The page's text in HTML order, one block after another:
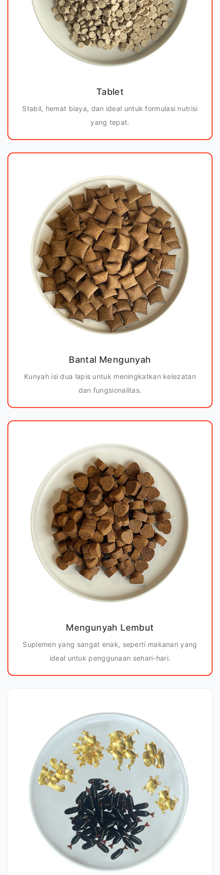
Tablet
Stabil, hemat biaya, dan ideal untuk formulasi nutrisi
yang tepat.
Bantal Mengunyah
Kunyah isi dua lapis untuk meningkatkan kelezatan
dan fungsionalitas.
Mengunyah Lembut
Suplemen yang sangat enak, seperti makanan yang
ideal untuk penggunaan sehari-hari.